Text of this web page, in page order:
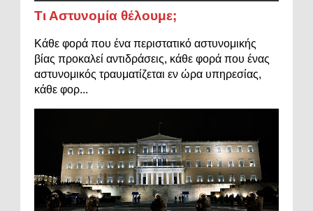
Τι Αστυνομία θέλουμε;
Κάθε φορά που ένα περιστατικό αστυνομικής
βίας προκαλεί αντιδράσεις, κάθε φορά που ένας
αστυνομικός τραυματίζεται εν ώρα υπηρεσίας,
κάθε φορ...